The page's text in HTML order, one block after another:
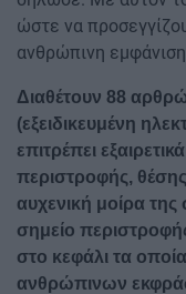
ώστε να
ανθρώπινη
Διαθέτουν 88
(εξειδικευμένη
επιτρέπει
περιστροφής, θέσης
αυχενική μοίρα
σημείο
στο κεφάλι τα
ανθρώπινων